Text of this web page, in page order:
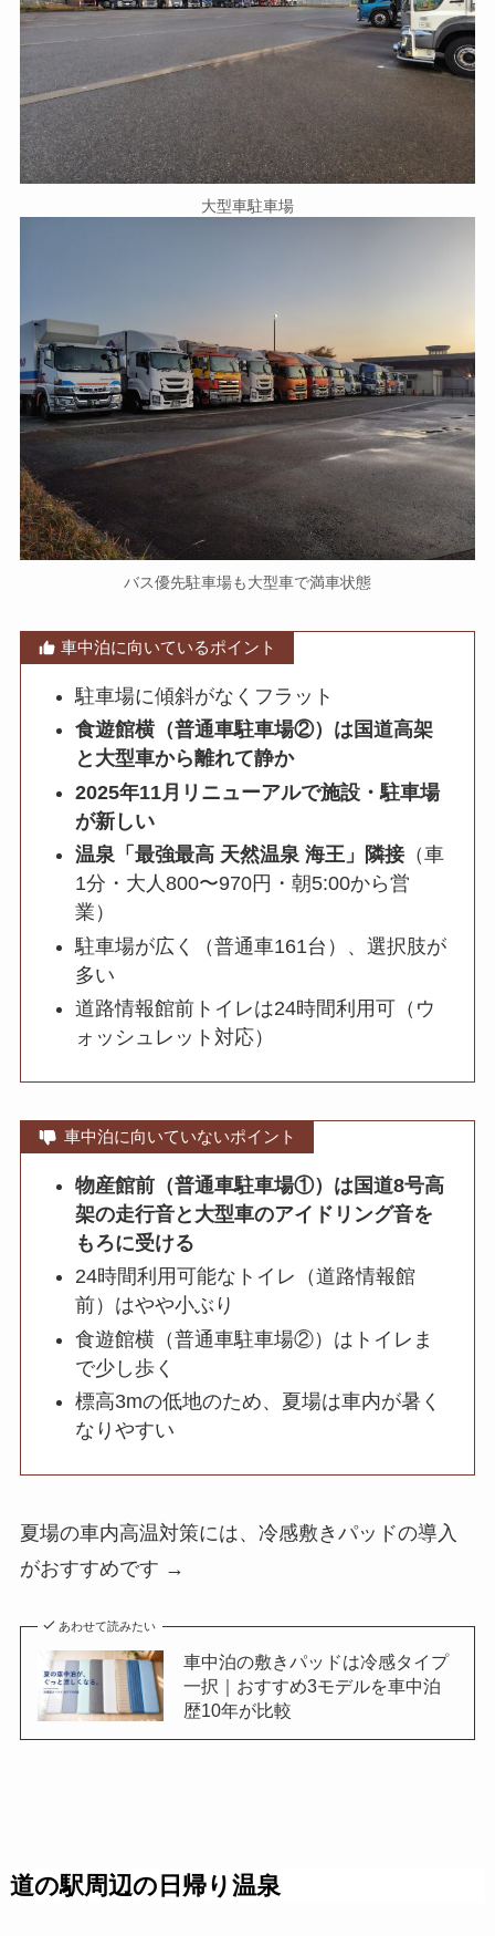
大型車駐車場
バス優先駐車場も大型車で満車状態
車中泊に向いているポイント
駐車場に傾斜がなくフラット
食遊館横（普通車駐車場②）は国道高架
と大型車から離れて静か
2025年11月リニューアルで施設・駐車場
が新しい
温泉「最強最高 天然温泉 海王」隣接 （車
1分・大人800〜970円・朝5:00から営
業）
駐車場が広く（普通車161台）、選択肢が
多い
道路情報館前トイレは24時間利用可（ウ
ォッシュレット対応）
車中泊に向いていないポイント
物産館前（普通車駐車場①）は国道8号高
架の走行音と大型車のアイドリング音を
もろに受ける
24時間利用可能なトイレ（道路情報館
前）はやや小ぶり
食遊館横（普通車駐車場②）はトイレま
で少し歩く
標高3mの低地のため、夏場は車内が暑く
なりやすい
夏場の車内高温対策には、冷感敷きパッドの導入
がおすすめです →
あわせて読みたい
車中泊の敷きパッドは冷感タイプ
一択｜おすすめ3モデルを車中泊
歴10年が比較
道の駅周辺の日帰り温泉